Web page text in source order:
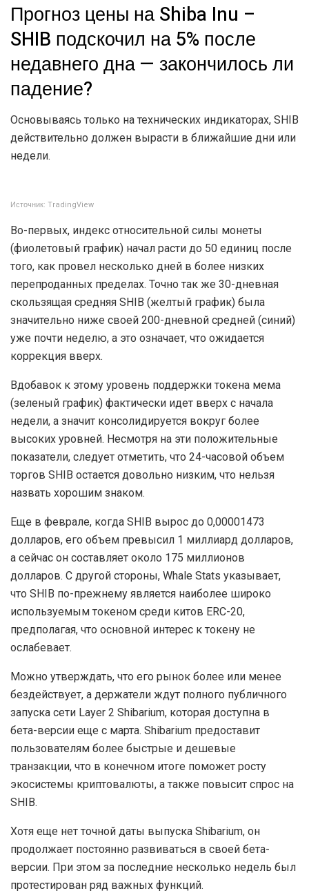
Прогноз цены на Shiba Inu –
SHIB подскочил на 5% после
недавнего дна — закончилось ли
падение?
Основываясь только на технических индикаторах, SHIB
действительно должен вырасти в ближайшие дни или
недели.
Источник: TradingView
Во-первых, индекс относительной силы монеты
(фиолетовый график) начал расти до 50 единиц после
того, как провел несколько дней в более низких
перепроданных пределах. Точно так же 30-дневная
скользящая средняя SHIB (желтый график) была
значительно ниже своей 200-дневной средней (синий)
уже почти неделю, а это означает, что ожидается
коррекция вверх.
Вдобавок к этому уровень поддержки токена мема
(зеленый график) фактически идет вверх с начала
недели, а значит консолидируется вокруг более
высоких уровней. Несмотря на эти положительные
показатели, следует отметить, что 24-часовой объем
торгов SHIB остается довольно низким, что нельзя
назвать хорошим знаком.
Еще в феврале, когда SHIB вырос до 0,00001473
долларов, его объем превысил 1 миллиард долларов,
а сейчас он составляет около 175 миллионов
долларов. С другой стороны, Whale Stats указывает,
что SHIB по-прежнему является наиболее широко
используемым токеном среди китов ERC-20,
предполагая, что основной интерес к токену не
ослабевает.
Можно утверждать, что его рынок более или менее
бездействует, а держатели ждут полного публичного
запуска сети Layer 2 Shibarium, которая доступна в
бета-версии еще с марта. Shibarium предоставит
пользователям более быстрые и дешевые
транзакции, что в конечном итоге поможет росту
экосистемы криптовалюты, а также повысит спрос на
SHIB.
Хотя еще нет точной даты выпуска Shibarium, он
продолжает постоянно развиваться в своей бета-
версии. При этом за последние несколько недель был
протестирован ряд важных функций.